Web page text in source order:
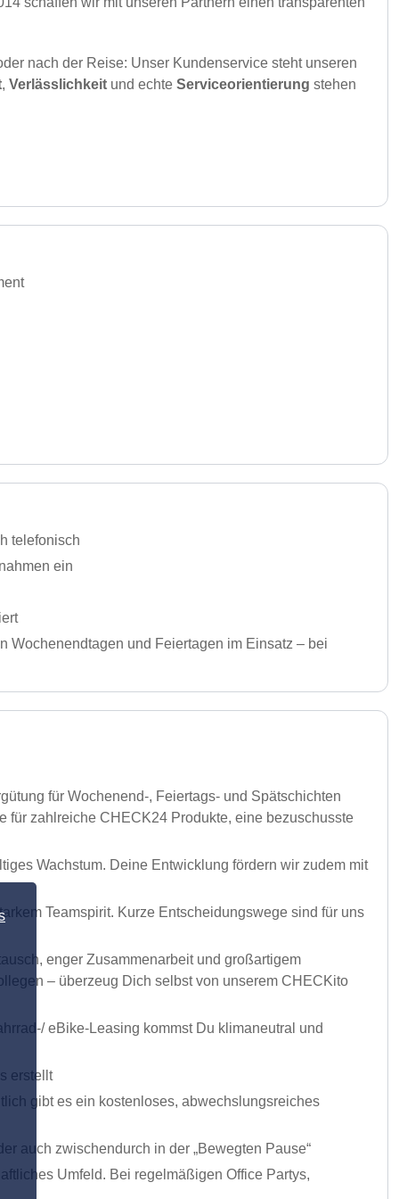
nach der Reise: Unser Kundenservice steht unseren
, Verlässlichkeit und echte Serviceorientierung stehen
telefonisch
ein
Wochenendtagen und Feiertagen im Einsatz – bei
für Wochenend-, Feiertags- und Spätschichten
für zahlreiche CHECK24 Produkte, eine bezuschusste
Wachstum. Deine Entwicklung fördern wir zudem mit
Teamspirit. Kurze Entscheidungswege sind für uns
enger Zusammenarbeit und großartigem
– überzeug Dich selbst von unserem CHECKito
eBike-Leasing kommst Du klimaneutral und
erstellt
gibt es ein kostenloses, abwechslungsreiches
auch zwischendurch in der „Bewegten Pause“
Umfeld. Bei regelmäßigen Office Partys,